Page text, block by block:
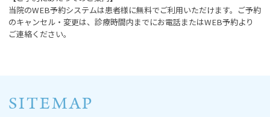
当院のWEB予約システムは患者様に無料でご利用いただけます。ご予約
のキャンセル・変更は、診療時間内までにお電話またはWEB予約より
ご連絡ください。
SITEMAP